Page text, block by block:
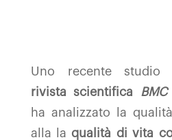
Uno recente studio
rivista scientifica
ha analizzato la
alla laqualità di vita